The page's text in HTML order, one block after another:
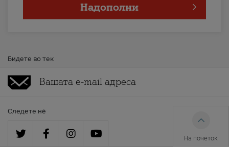
Надополни
Бидете во тек
Следете нè
На почеток